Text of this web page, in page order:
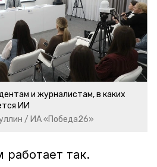
и журналистам, в каких
ИИ
/ ИА «Победа26»
работает так.